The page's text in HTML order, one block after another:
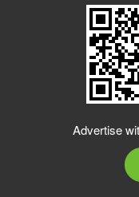
Advertise